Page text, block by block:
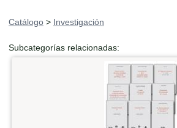
Catálogo > Investigación
Subcategorías relacionadas: